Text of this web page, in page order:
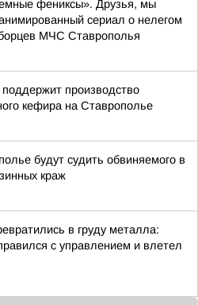
фениксы». Друзья, мы
сериал о нелегом
МЧС Ставрополья
производство
кефира на Ставрополье
будут судить обвиняемого в
краж
в груду металла:
с управлением и влетел